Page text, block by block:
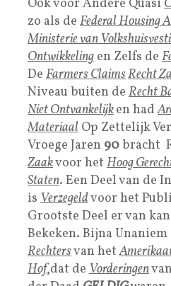
Ook voor Andere Quasi
zo als de Federal Housing
Ministerie van
Ontwikkeling en Zelfs de
De Farmers ClaimsRecht
Niveau buiten de Recht
Niet Ontvankelijken had
Materiaal Op Zettelijk
Vroege Jaren 90bracht
Zaakvoor het Hoog
Staten. Een Deel van de
is Verzegeldvoor het
Grootste Deel er van
Bekeken. Bijna
Rechtersvan het
Hof,dat de Vorderingen